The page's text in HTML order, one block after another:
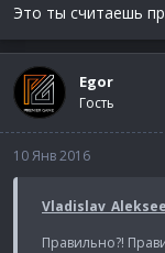
Это ты считаешь
Egor
Гость
10 Янв 2016
Правильно?!